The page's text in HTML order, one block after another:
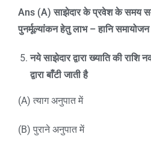
Ans (A)साझेदार के प्रवेश के समय
पुनर्मूल्यांकन हेतु लाभ – हानि
नये साझेदार द्वारा ख्याति की राशि
द्वारा बाँटी जाती है
(A) त्याग अनुपात में
(B) पुराने अनुपात में